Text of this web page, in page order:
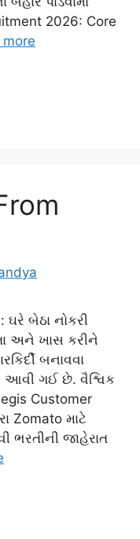
2026: Core
more
બેઠા નોકરી
અને ખાસ કરીને
બનાવવા
આવી ગઈ છે. વૈશ્વિક
Customer
Zomato માટે
ભરતીની જાહેરાત